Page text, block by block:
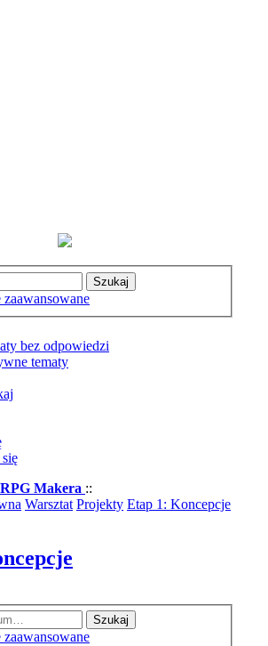
Szukaj
bez odpowiedzi
tematy
Makera ::
Warsztat Projekty Etap 1: Koncepcje
Szukaj